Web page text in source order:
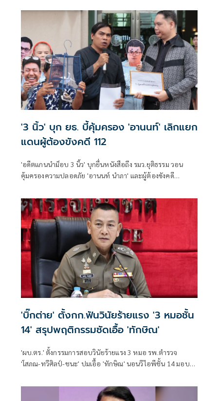
'3 นิ้ว' บุก ยธ. บี้คุ้มครอง 'อานนท์' เลิกแยก
แดนผู้ต้องขังคดี 112
'อดีตแกนนำม็อบ 3 นิ้ว' บุกยื่นหนังสือถึง รมว.ยุติธรรม วอน
คุ้มครองความปลอดภัย 'อานนท์ นำภา' และผู้ต้องขังคดี
'บิ๊กต่าย' ตั้งกก.ฟันวินัยร้ายแรง '3 หมอชั้น
14' สรุปพฤติกรรมชัดเอื้อ 'ทักษิณ'
'ผบ.ตร.' ตั้งกรรมการสอบวินัยร้ายแรง 3 หมอ รพ.ตำรวจ
'โสภณ-ทวีศิลป์-ชนะ' ปมเอื้อ 'ทักษิณ' นอนวีไอพีชั้น 14 มอบ